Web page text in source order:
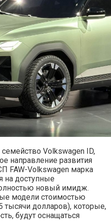
Volkswagen ID,
направление развития
FAW-Volkswagen марка
на доступные
новый имидж.
модели стоимостью
тысячи долларов), которые,
будут оснащаться